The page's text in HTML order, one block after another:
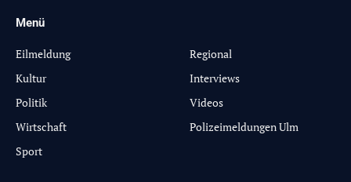
Menü
Eilmeldung
Kultur
Politik
Wirtschaft
Sport
Regional
Interviews
Videos
Polizeimeldungen Ulm